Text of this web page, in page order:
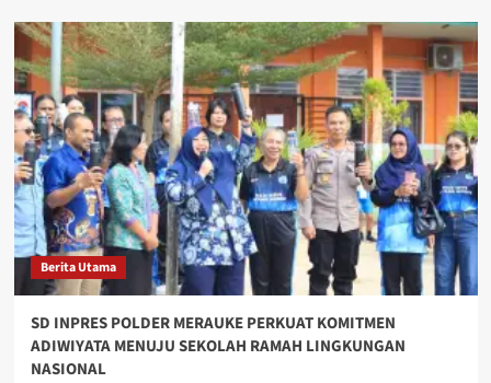
Berita Utama
SD INPRES POLDER MERAUKE PERKUAT KOMITMEN
ADIWIYATA MENUJU SEKOLAH RAMAH LINGKUNGAN
NASIONAL